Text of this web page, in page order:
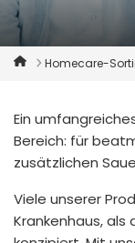
Homecare-
Ein
Bereich: für
zusätzlichen
Viele unserer
Krankenhaus, als